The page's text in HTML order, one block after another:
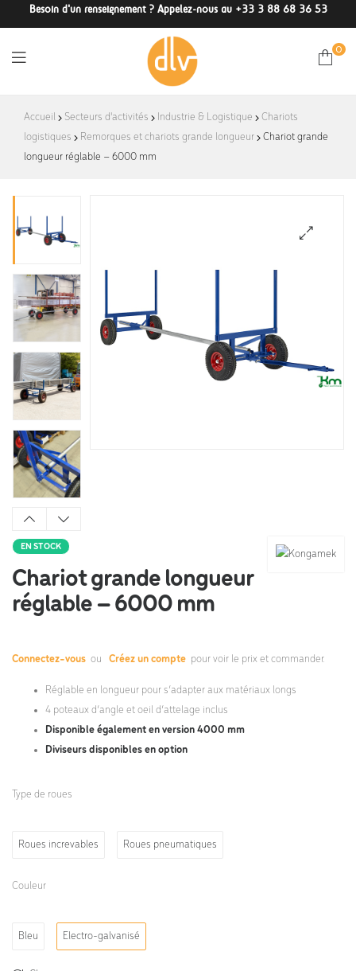
Besoin d'un renseignement ? Appelez-nous au +33 3 88 68 36 53
DLV-
France
0
Accueil Secteurs d'activités Industrie & Logistique
Chariots
logistiques
Remorques et chariots grande longueur
Chariot grande
longueur réglable – 6000 mm
EN STOCK
Chariot grande longueur
réglable – 6000 mm
Connectez-vous ou Créez un compte pour voir le prix et commander.
Réglable en longueur pour s’adapter aux matériaux longs
4 poteaux d’angle et oeil d’attelage inclus
Disponible également en version 4000 mm
Diviseurs disponibles en option
Type de roues
Roues increvables Roues pneumatiques
Couleur
Bleu Electro-galvanisé